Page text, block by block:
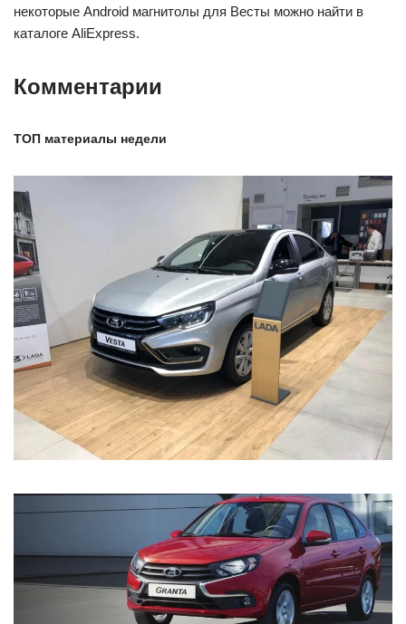
некоторые Android магнитолы для Весты можно найти в
каталоге AliExpress.
Комментарии
ТОП материалы недели